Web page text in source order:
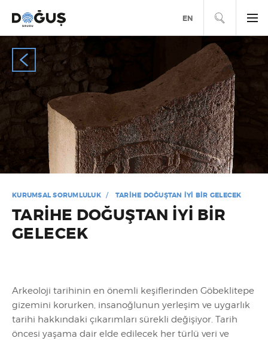
EN
KURUMSAL SORUMLULUK TARİHE DOĞUŞTAN İYİ BİR GELECEK
TARİHE DOĞUŞTAN İYİ BİR
GELECEK
Arkeoloji tarihinin en önemli keşiflerinden Göbeklitepe
gizemini korurken, insanoğlunun yerleşim ve uygarlık
tarihi hakkındaki çıkarımları sürekli değişiyor. Tarih
öncesi yaşama dair elde edilecek her türlü veri ve